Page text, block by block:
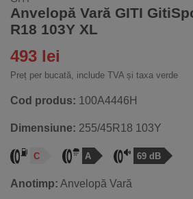
Anvelopă Vară GITI
R18 103Y XL
493 lei
Preț per bucată, include TVA și taxa verde
Cod produs: 100A4446H
Dimensiune: 255/45R18 103Y
C A 69 dB
Anotimp: Anvelopă Vară